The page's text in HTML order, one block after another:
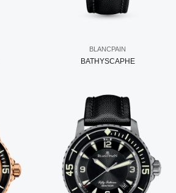
BLANCPAIN
BATHYSCAPHE